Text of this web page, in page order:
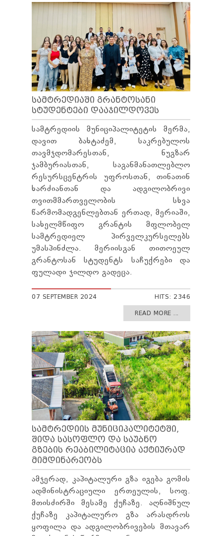
ᲡᲐᲛᲢᲠᲔᲓᲘᲐᲨᲘ ᲒᲠᲐᲜᲢᲝᲡᲐᲜᲘ
ᲡᲢᲣᲓᲔᲜᲢᲔᲑᲘ ᲓᲐᲐᲯᲘᲚᲓᲝᲕᲔᲡ
სამტრედიის მუნიციპალიტეტის მერმა,
დავით ბახტაძემ, საკრებულოს
თავმჯდომარესთან, ნუგზარ
ჯამბურიასთან, საგანმანათლებლო
რესურსცენტრის უფროსთან, თინათინ
ხარძიანთან და ადგილობრივი
თვითმმართველობის სხვა
წარმომადგენლებთან ერთად, მერიაში,
სახელმწიფო გრანტის მფლობელ
სამტრედიელ პირველკურსელებს
უმასპინძლა. მერიისგან თითოეულ
გრანტოსან სტუდენტს საჩუქრები და
ფულადი ჯილდო გადეცა.
07 SEPTEMBER 2024 HITS: 2346
READ MORE ...
ᲡᲐᲛᲢᲠᲔᲓᲘᲘᲡ ᲛᲣᲜᲘᲪᲘᲞᲐᲚᲘᲢᲔᲢᲨᲘ,
ᲨᲘᲓᲐ ᲡᲐᲡᲝᲤᲚᲝ ᲓᲐ ᲡᲐᲣᲑᲜᲝ
ᲒᲖᲔᲑᲘᲡ ᲠᲔᲐᲑᲘᲚᲘᲢᲐᲪᲘᲐ ᲐᲥᲢᲘᲣᲠᲐᲓ
ᲛᲘᲛᲓᲘᲜᲐᲠᲔᲝᲑᲡ
ამჯერად, კაპიტალური გზა იგება გომის
ადმინისტრაციული ერთეულის, სოფ.
მთისძირში მესამე ქუჩაზე. აღნიშნულ
ქუჩაზე კაპიტალურო გზა არასდროს
ყოფილა და ადგილობრივების მთავარ